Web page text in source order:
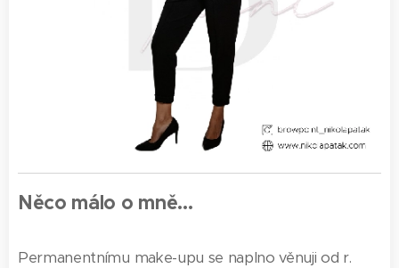
Něco málo o mně...
Permanentnímu make-upu se naplno věnuji od r.